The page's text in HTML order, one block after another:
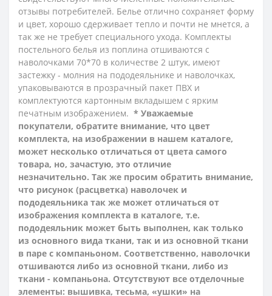
отзывы потребителей. Белье отлично сохраняет форму
и цвет, хорошо сдерживает тепло и почти не мнется, а
так же не требует специального ухода. Комплекты
постельного белья из поплина отшиваются с
наволочками 70*70 в количестве 2 штук, имеют
застежку - молния на пододеяльнике и наволочках,
упаковываются в прозрачный пакет ПВХ и
комплектуются картонным вкладышем с ярким
печатным изображением. * Уважаемые
покупатели, обратите внимание, что цвет
комплекта, на изображении в нашем каталоге,
может несколько отличаться от цвета самого
товара, но, зачастую, это отличие
незначительно. Так же просим обратить внимание,
что рисунок (расцветка) наволочек и
пододеяльника так же может отличаться от
изображения комплекта в каталоге, т.е.
пододеяльник может быть выполнен, как только
из основного вида ткани, так и из основной ткани
в паре с компаньоном. Соответственно, наволочки
отшиваются либо из основной ткани, либо из
ткани - компаньона. Отсутствуют все отделочные
элементы: вышивка, тесьма, «ушки» на